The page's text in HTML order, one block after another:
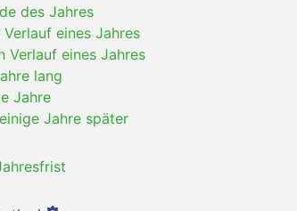
des Jahres
Verlauf eines Jahres
Verlauf eines Jahres
lang
Jahre
einige Jahre später